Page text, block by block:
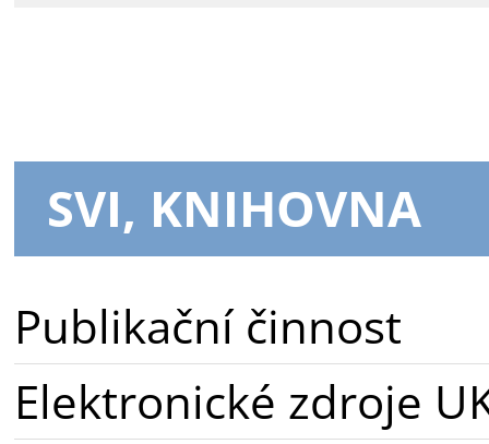
SVI, KNIHOVNA
Publikační činnost
Elektronické zdroje